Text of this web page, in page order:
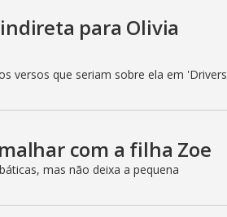
para Olivia
versos que seriam sobre ela em 'Drivers
com a filha Zoe
mas não deixa a pequena